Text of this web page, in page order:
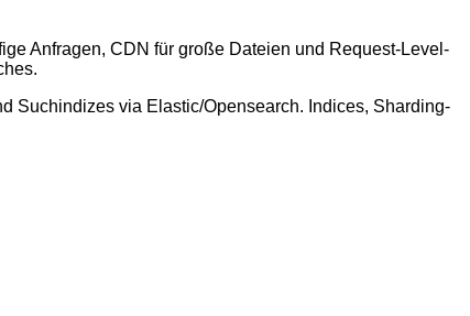
Anfragen, CDN für große Dateien und Request-Level-
Suchindizes via Elastic/Opensearch. Indices, Sharding-